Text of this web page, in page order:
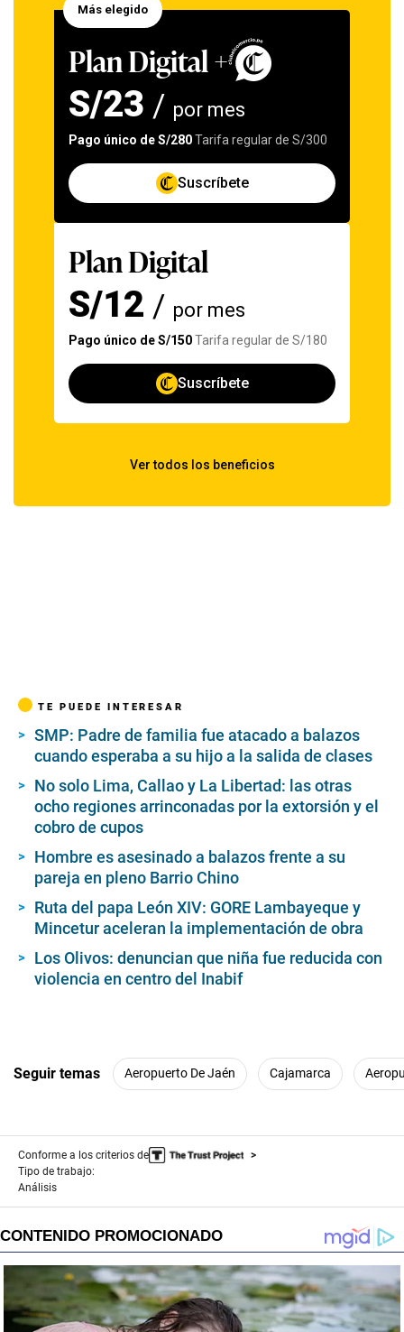
TE PUEDE INTERESAR
SMP: Padre de familia fue atacado a balazos
cuando esperaba a su hijo a la salida de clases
No solo Lima, Callao y La Libertad: las otras
ocho regiones arrinconadas por la extorsión y el
cobro de cupos
Hombre es asesinado a balazos frente a su
pareja en pleno Barrio Chino
Ruta del papa León XIV: GORE Lambayeque y
Mincetur aceleran la implementación de obra
Los Olivos: denuncian que niña fue reducida con
violencia en centro del Inabif
Seguir temas Aeropuerto De Jaén Cajamarca
Conforme a los criterios de
Tipo de trabajo:
Análisis